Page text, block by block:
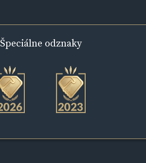
Špeciálne odznaky